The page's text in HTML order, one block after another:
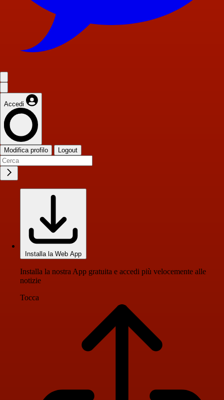
Accedi
Modifica profilo Logout
Installa la Web App
Installa la nostra App gratuita e accedi più velocemente alle
notizie
Tocca